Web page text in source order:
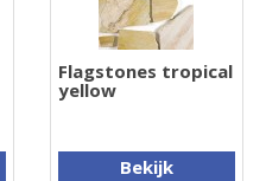
Flagstones tropical
yellow
Bekijk